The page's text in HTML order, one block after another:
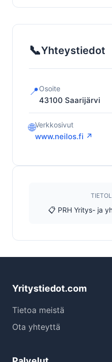
📞Yhteystiedot
📍Osoite
43100 Saarijärvi
🌐Verkkosivut
www.neilos.fi ↗
📋 PRH Yritys- ja
Yritystiedot.com
Tietoa meistä
Ota yhteyttä